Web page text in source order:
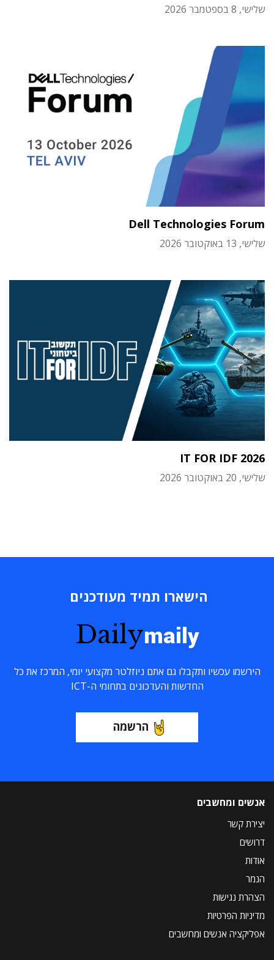
שלישי, 8 בספטמבר 2026
Dell Technologies Forum
שלישי, 13 באוקטובר 2026
IT FOR IDF 2026
שלישי, 20 באוקטובר 2026
הישארו תמיד מעודכנים
Dailymaily
הירשמו עכשיו ותקבלו גם אתם ניוזלטר מקצועי יומי, המרכז את כל
החדשות והעדכונים בתחומי ה-ICT
הרשמה
אנשים ומחשבים
יצירת קשר
דרושים
אודות
הנמר
הצהרת נגישות
מדיניות הפרטיות
אפליקציה אנשים ומחשבים